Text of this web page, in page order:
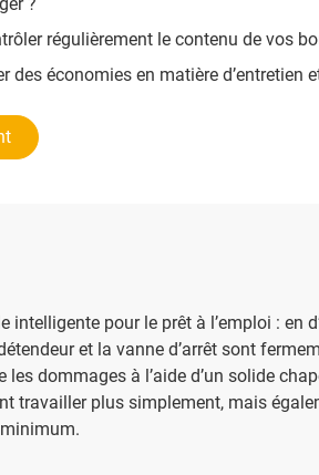
régulièrement le contenu de vos
des économies en matière d’entretien
intelligente pour le prêt à l’emploi : en
et la vanne d’arrêt sont
les dommages à l’aide d’un solide
travailler plus simplement, mais